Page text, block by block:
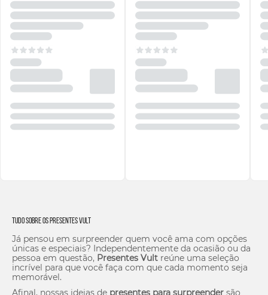
Tudo sobre os Presentes Vult
Já pensou em surpreender quem você ama com opções
únicas e especiais? Independentemente da ocasião ou da
pessoa em questão, Presentes Vult reúne uma seleção
incrível para que você faça com que cada momento seja
memorável.
Afinal, nossas ideias de presentes para surpreender são